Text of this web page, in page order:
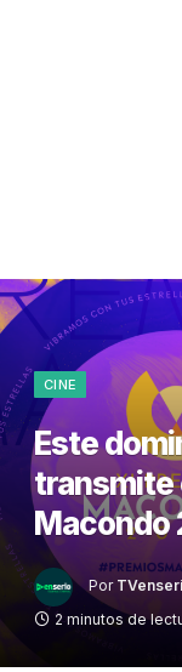
CINE
Este
transmite
Macondo
Por
2 minutos de